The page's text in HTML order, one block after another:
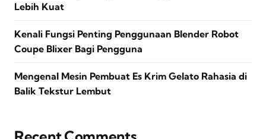
Lebih Kuat
Kenali Fungsi Penting Penggunaan Blender Robot
Coupe Blixer Bagi Pengguna
Mengenal Mesin Pembuat Es Krim Gelato Rahasia di
Balik Tekstur Lembut